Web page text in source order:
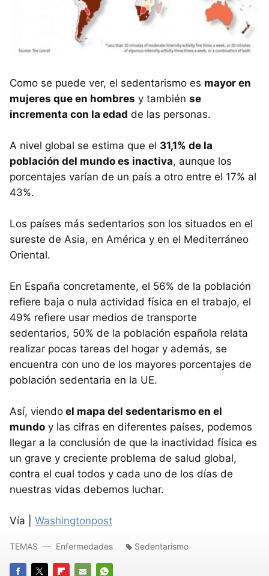
Como se puede ver, el sedentarismo es mayor en
mujeres que en hombres y también se
incrementa con la edad de las personas.
A nivel global se estima que el 31,1% de la
población del mundo es inactiva, aunque los
porcentajes varían de un país a otro entre el 17% al
43%.
Los países más sedentarios son los situados en el
sureste de Asia, en América y en el Mediterráneo
Oriental.
En España concretamente, el 56% de la población
refiere baja o nula actividad física en el trabajo, el
49% refiere usar medios de transporte
sedentarios, 50% de la población española relata
realizar pocas tareas del hogar y además, se
encuentra con uno de los mayores porcentajes de
población sedentaria en la UE.
Así, viendo el mapa del sedentarismo en el
mundo y las cifras en diferentes países, podemos
llegar a la conclusión de que la inactividad física es
un grave y creciente problema de salud global,
contra el cual todos y cada uno de los días de
nuestras vidas debemos luchar.
Vía | Washingtonpost
TEMAS Enfermedades Sedentarismo